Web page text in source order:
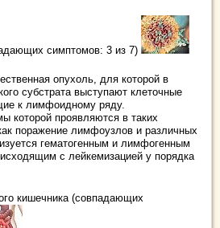
симптомов: 3 из 7)
опухоль, для которой в
субстрата выступают клеточные
к лимфоидному ряду.
которой проявляются в таких
поражение лимфоузлов и различных
гематогенным и лимфогенным
с лейкемизацией у порядка
кишечника (совпадающих